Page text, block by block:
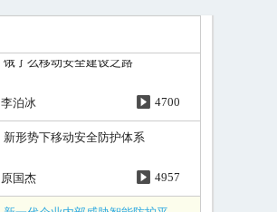
饿了么移动安全建设之路
李泊冰 4700
新形势下移动安全防护体系
原国杰 4957